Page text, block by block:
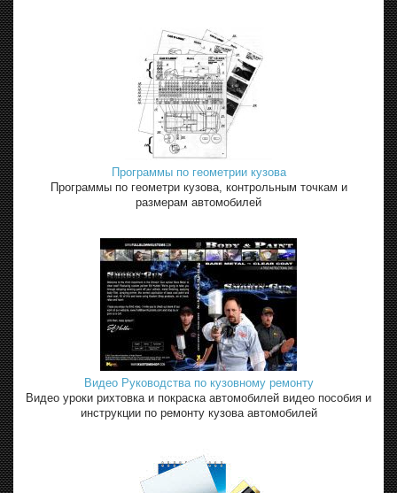
Программы по геометрии кузова
Программы по геометри кузова, контрольным точкам и
размерам автомобилей
Видео Руководства по кузовному ремонту
Видео уроки рихтовка и покраска автомобилей видео пособия и
инструкции по ремонту кузова автомобилей